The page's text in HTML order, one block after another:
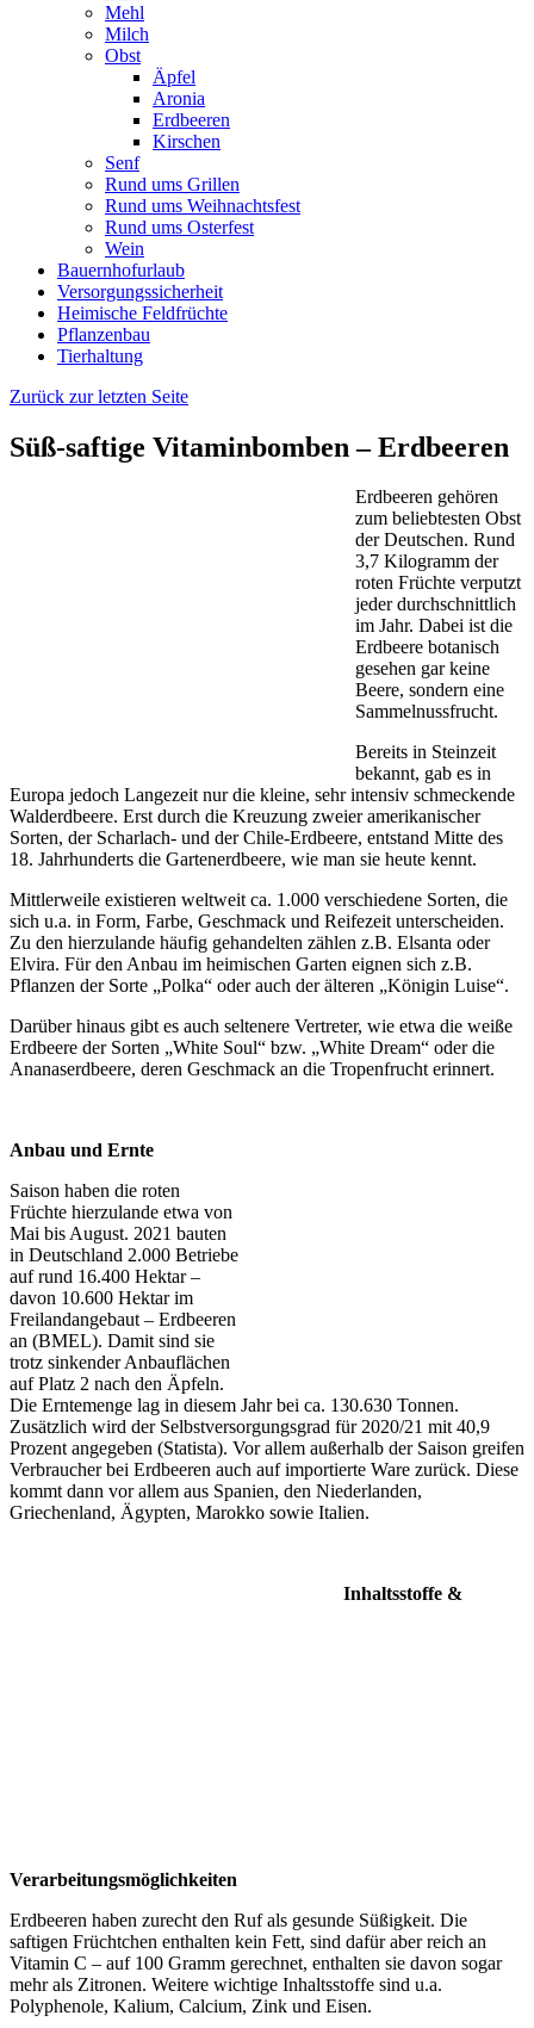
Mehl
Milch
Obst
Äpfel
Aronia
Erdbeeren
Kirschen
Senf
Rund ums Grillen
Rund ums Weihnachtsfest
Rund ums Osterfest
Wein
Bauernhofurlaub
Versorgungssicherheit
Heimische Feldfrüchte
Pflanzenbau
Tierhaltung
Zurück zur letzten Seite
Süß-saftige Vitaminbomben – Erdbeeren
Erdbeeren gehören
zum beliebtesten Obst
der Deutschen. Rund
3,7 Kilogramm der
roten Früchte verputzt
jeder durchschnittlich
im Jahr. Dabei ist die
Erdbeere botanisch
gesehen gar keine
Beere, sondern eine
Sammelnussfrucht.
Bereits in Steinzeit
bekannt, gab es in
Europa jedoch Langezeit nur die kleine, sehr intensiv schmeckende
Walderdbeere. Erst durch die Kreuzung zweier amerikanischer
Sorten, der Scharlach- und der Chile-Erdbeere, entstand Mitte des
18. Jahrhunderts die Gartenerdbeere, wie man sie heute kennt.
Mittlerweile existieren weltweit ca. 1.000 verschiedene Sorten, die
sich u.a. in Form, Farbe, Geschmack und Reifezeit unterscheiden.
Zu den hierzulande häufig gehandelten zählen z.B. Elsanta oder
Elvira. Für den Anbau im heimischen Garten eignen sich z.B.
Pflanzen der Sorte „Polka“ oder auch der älteren „Königin Luise“.
Darüber hinaus gibt es auch seltenere Vertreter, wie etwa die weiße
Erdbeere der Sorten „White Soul“ bzw. „White Dream“ oder die
Ananaserdbeere, deren Geschmack an die Tropenfrucht erinnert.
Anbau und Ernte
Saison haben die roten
Früchte hierzulande etwa von
Mai bis August. 2021 bauten
in Deutschland 2.000 Betriebe
auf rund 16.400 Hektar –
davon 10.600 Hektar im
Freilandangebaut – Erdbeeren
an (BMEL). Damit sind sie
trotz sinkender Anbauflächen
auf Platz 2 nach den Äpfeln.
Die Erntemenge lag in diesem Jahr bei ca. 130.630 Tonnen.
Zusätzlich wird der Selbstversorgungsgrad für 2020/21 mit 40,9
Prozent angegeben (Statista). Vor allem außerhalb der Saison greifen
Verbraucher bei Erdbeeren auch auf importierte Ware zurück. Diese
kommt dann vor allem aus Spanien, den Niederlanden,
Griechenland, Ägypten, Marokko sowie Italien.
Inhaltsstoffe &
Verarbeitungsmöglichkeiten
Erdbeeren haben zurecht den Ruf als gesunde Süßigkeit. Die
saftigen Früchtchen enthalten kein Fett, sind dafür aber reich an
Vitamin C – auf 100 Gramm gerechnet, enthalten sie davon sogar
mehr als Zitronen. Weitere wichtige Inhaltsstoffe sind u.a.
Polyphenole, Kalium, Calcium, Zink und Eisen.